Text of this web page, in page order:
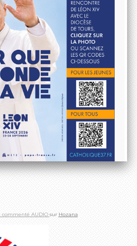
SEXUELS dans l'Eglise
Pape
commenté AUDIO sur Hozana